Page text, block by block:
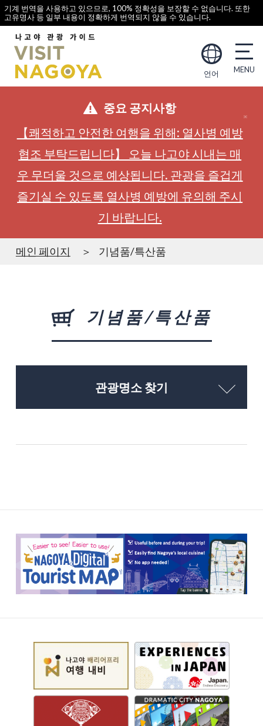
기계 번역을 사용하고 있으므로, 100% 정확성을 보장할 수 없습니다. 또한
고유명사 등 일부 내용이 정확하게 번역되지 않을 수 있습니다.
언어
중요 공지사항
【쾌적하고 안전한 여행을 위해: 열사병 예방
협조 부탁드립니다】 오늘 나고야 시내는 매
우 무더울 것으로 예상됩니다. 관광을 즐겁게
즐기실 수 있도록 열사병 예방에 유의해 주시
기 바랍니다.
메인 페이지 기념품/특산품
기념품/특산품
관광명소 찾기